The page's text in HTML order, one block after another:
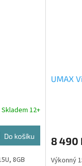
Skladem 12+
Do košíku
8GB
UMAX
8 490
Výkonný